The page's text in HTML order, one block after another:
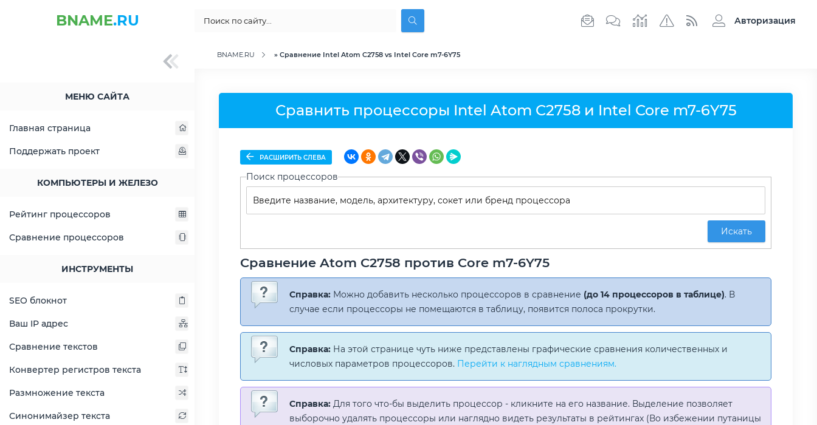
BNAME.RU Авторизация
МЕНЮ САЙТА
Главная страница
Поддержать проект
КОМПЬЮТЕРЫ И ЖЕЛЕЗО
Рейтинг процессоров
Сравнение процессоров
ИНСТРУМЕНТЫ
SEO блокнот
Ваш IP адрес
Сравнение текстов
Конвертер регистров текста
Размножение текста
Синонимайзер текста
BNAME.RU » Сравнение Intel Atom C2758 vs Intel Core m7-6Y75
Сравнить процессоры Intel Atom C2758 и Intel Core m7-6Y75
РАСШИРИТЬ СЛЕВА
Поиск процессоров
Искать
Сравнение Atom C2758 против Core m7-6Y75
Справка: Можно добавить несколько процессоров в сравнение (до 14 процессоров в таблице). В
случае если процессоры не помещаются в таблицу, появится полоса прокрутки.
Справка: На этой странице чуть ниже представлены графические сравнения количественных и
числовых параметров процессоров. Перейти к наглядным сравнениям.
Справка: Для того что-бы выделить процессор - кликните на его название. Выделение позволяет
выборочно удалять процессоры или наглядно видеть результаты в рейтингах (Во избежении путаницы